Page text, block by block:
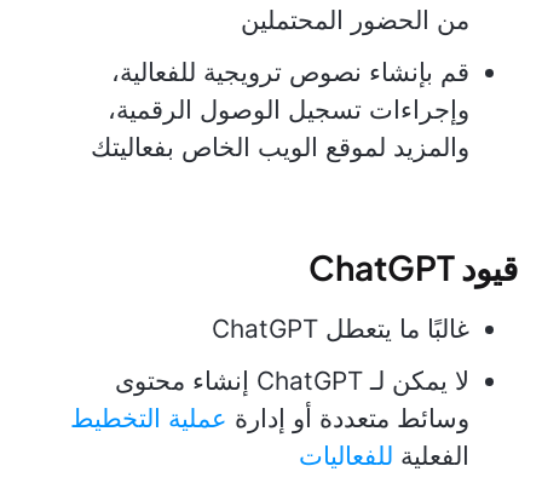
من الحضور المحتملين
قم بإنشاء نصوص ترويجية للفعالية،
وإجراءات تسجيل الوصول الرقمية،
والمزيد لموقع الويب الخاص بفعاليتك
قيود ChatGPT
غالبًا ما يتعطل ChatGPT
لا يمكن لـ ChatGPT إنشاء محتوى
وسائط متعددة أو إدارة عملية التخطيط
الفعلية للفعاليات